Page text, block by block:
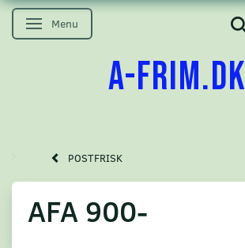
Skifte navigation
Menu
A-FRIM.DK
POSTFRISK
AFA 900-